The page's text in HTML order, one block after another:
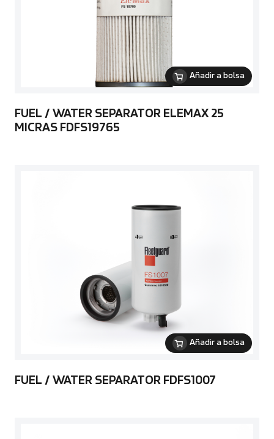
Añadir a bolsa
FUEL / WATER SEPARATOR ELEMAX 25
MICRAS FDFS19765
Añadir a bolsa
FUEL / WATER SEPARATOR FDFS1007